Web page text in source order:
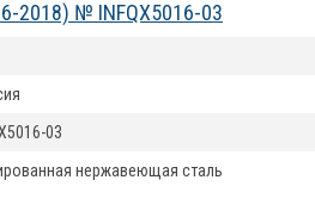
2018) № INFQX5016-03
03
нержавеющая сталь